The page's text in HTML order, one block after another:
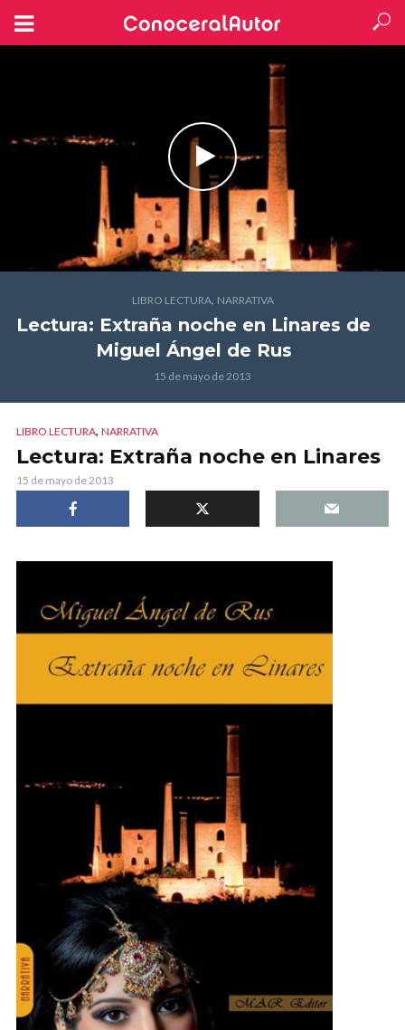
LIBRO LECTURA, NARRATIVA
Lectura: Extraña noche en Linares de
Miguel Ángel de Rus
15 de mayo de 2013
LIBRO LECTURA, NARRATIVA
Lectura: Extraña noche en Linares
15 de mayo de 2013